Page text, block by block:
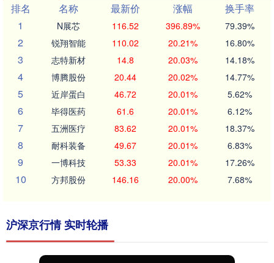
排名
名称 最新价 涨幅
换手率
1
N展芯 116.52 396.89% 79.39%
2 锐翔智能 110.02 20.21% 16.80%
3 志特新材 14.8 20.03% 14.18%
4 博腾股份 20.44 20.02% 14.77%
5 近岸蛋白 46.72 20.01% 5.62%
6 毕得医药 61.6 20.01% 6.12%
7 五洲医疗 83.62 20.01% 18.37%
8 耐科装备 49.67 20.01% 6.83%
9 一博科技 53.33 20.01% 17.26%
10 方邦股份 146.16 20.00% 7.68%
沪深京行情 实时轮播